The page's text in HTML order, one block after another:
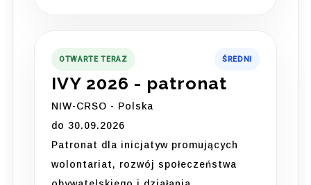
OTWARTE TERAZ ŚREDNI
IVY 2026 - patronat
NIW-CRSO - Polska
do 30.09.2026
Patronat dla inicjatyw promujących
wolontariat, rozwój społeczeństwa